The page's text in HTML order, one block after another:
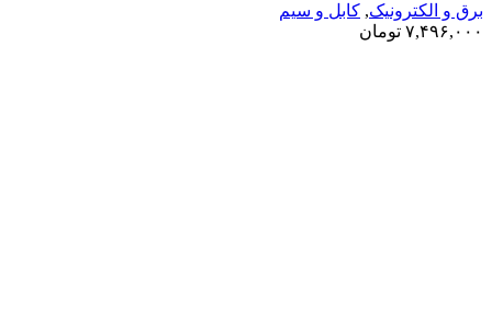
برق و الکترونیک, کابل و سیم
۷,۴۹۶,۰۰۰ تومان